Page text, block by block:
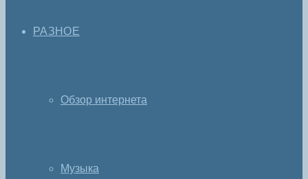
РАЗНОЕ
Обзор интернета
Музыка